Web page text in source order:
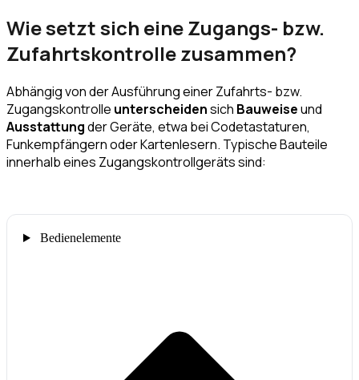
Wie setzt sich eine Zugangs- bzw.
Zufahrtskontrolle zusammen?
Abhängig von der Ausführung einer Zufahrts- bzw.
Zugangskontrolle unterscheidensich Bauweiseund
Ausstattungder Geräte, etwa bei Codetastaturen,
Funkempfängern oder Kartenlesern. Typische Bauteile
innerhalb eines Zugangskontrollgeräts sind:
Bedienelemente